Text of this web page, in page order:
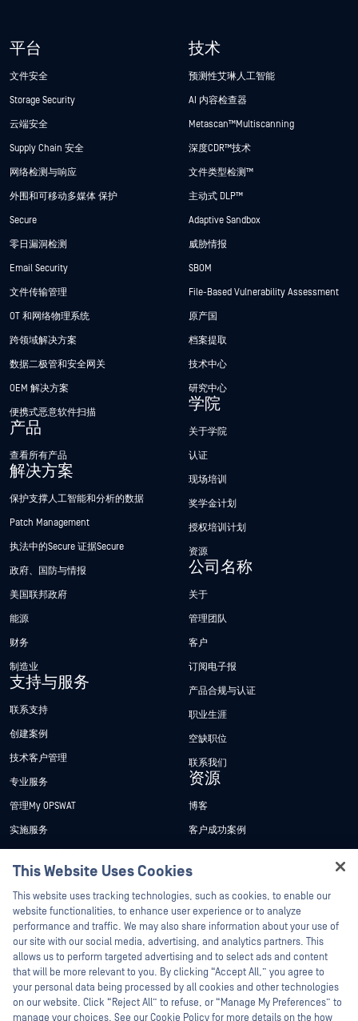
平台
文件安全
Storage Security
云端安全
Supply Chain 安全
网络检测与响应
外围和可移动多媒体 保护
Secure
零日漏洞检测
Email Security
文件传输管理
OT 和网络物理系统
跨领域解决方案
数据二极管和安全网关
OEM 解决方案
便携式恶意软件扫描
产品
查看所有产品
解决方案
保护支撑人工智能和分析的数据
Patch Management
执法中的Secure 证据Secure
政府、国防与情报
美国联邦政府
能源
财务
制造业
支持与服务
联系支持
创建案例
技术客户管理
专业服务
管理My OPSWAT
实施服务
技术文档
培训
漏洞计划
合作伙伴
认证
技术合作伙伴
渠道合作伙伴计划
技术
预测性艾琳人工智能
AI 内容检查器
Metascan™ Multiscanning
深度CDR™技术
文件类型检测™
主动式 DLP™
Adaptive Sandbox
威胁情报
SBOM
File-Based Vulnerability Assessment
原产国
档案提取
技术中心
研究中心
学院
关于学院
认证
现场培训
奖学金计划
授权培训计划
资源
公司名称
关于
管理团队
客户
订阅电子报
产品合规与认证
职业生涯
空缺职位
联系我们
资源
博客
客户成功案例
新闻报道
活动
网络研讨会
产品型录
白皮书
免费工具
This Website Uses Cookies
This website uses tracking technologies, such as cookies, to enable our
website functionalities, to enhance user experience or to analyze
performance and traffic. We may also share information about your use of
our site with our social media, advertising, and analytics partners. This
allows us to perform targeted advertising and to select ads and content
that will be more relevant to you. By clicking “Accept All,” you agree to
your personal data being processed by all cookies and other technologies
on our website. Click “Reject All” to refuse, or “Manage My Preferences” to
manage your choices. See our Cookie Policy for more details on the how
Hey there!
I'm Ozzy, your OPSWAT virtual assistant.
How can I help you secure what's critical
today?